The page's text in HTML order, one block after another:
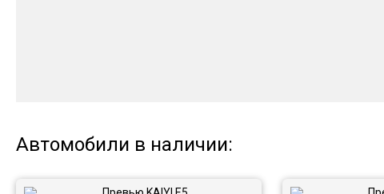
Автомобили в наличии: